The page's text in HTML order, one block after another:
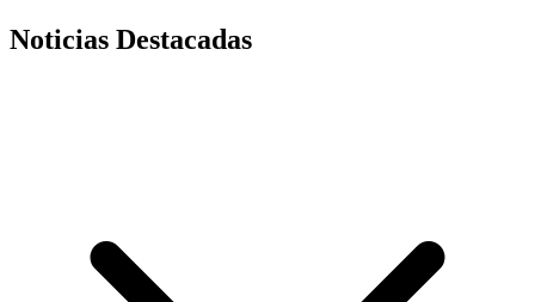
Noticias Destacadas